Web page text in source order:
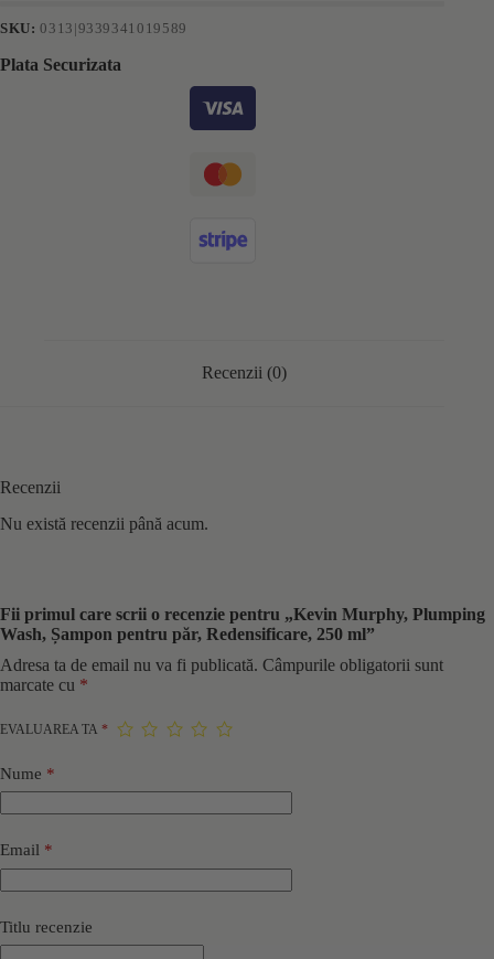
SKU:0313|9339341019589
Plata Securizata
Recenzii (0)
Recenzii
Nu există recenzii până acum.
Fii primul care scrii o recenzie pentru „Kevin Murphy, Plumping
Wash, Șampon pentru păr, Redensificare, 250 ml”
Adresa ta de email nu va fi publicată. Câmpurile obligatorii sunt
marcate cu *
EVALUAREA TA *
Nume *
Email *
Titlu recenzie